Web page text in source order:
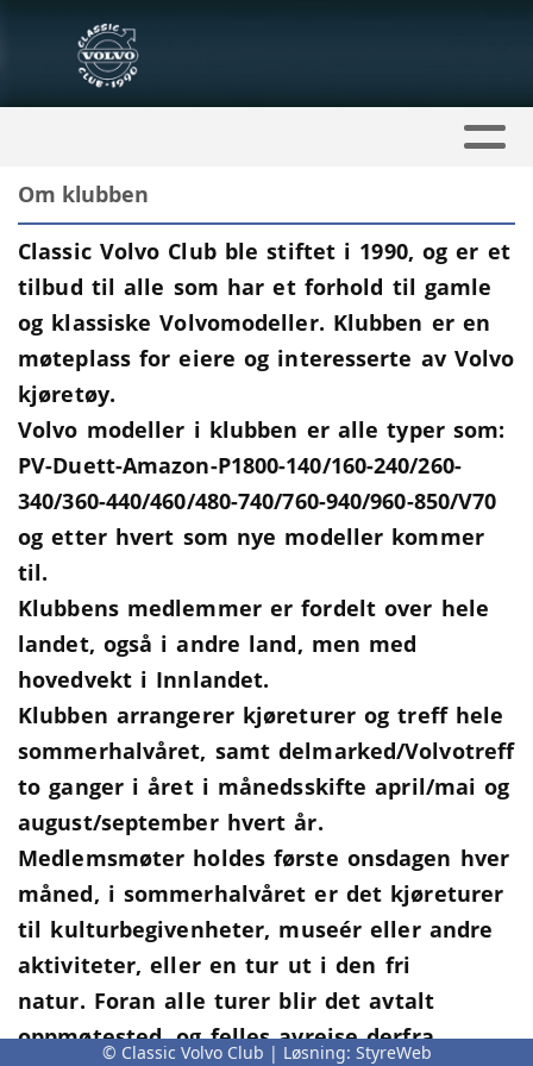
Om klubben
Classic Volvo Club ble stiftet i 1990, og er et
tilbud til alle som har et forhold til gamle
og klassiske Volvomodeller. Klubben er en
møteplass for eiere og interesserte av Volvo
kjøretøy.
Volvo modeller i klubben er alle typer som:
PV-Duett-Amazon-P1800-140/160-240/260-
340/360-440/460/480-740/760-940/960-850/V70
og etter hvert som nye modeller kommer
til.
Klubbens medlemmer er fordelt over hele
landet, også i andre land, men med
hovedvekt i Innlandet.
Klubben arrangerer kjøreturer og treff hele
sommerhalvåret, samt delmarked/Volvotreff
to ganger i året i månedsskifte april/mai og
august/september hvert år.
Medlemsmøter holdes første onsdagen hver
måned, i sommerhalvåret er det kjøreturer
til kulturbegivenheter, museér eller andre
aktiviteter, eller en tur ut i den fri
natur. Foran alle turer blir det avtalt
oppmøtested, og felles avreise derfra.
© Classic Volvo Club | Løsning: StyreWeb